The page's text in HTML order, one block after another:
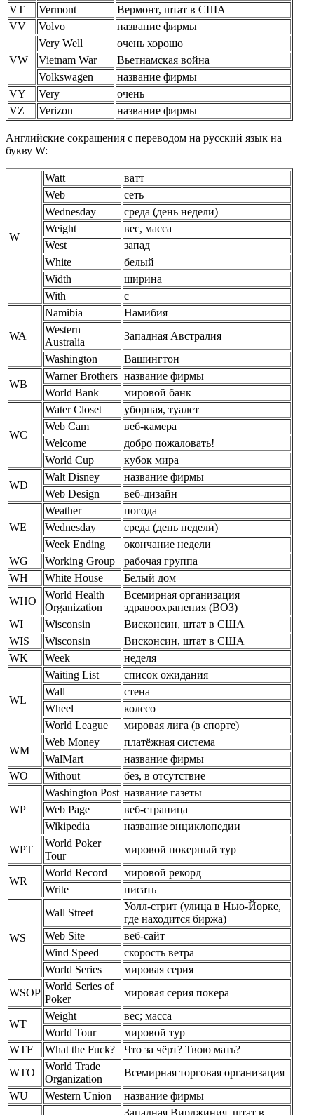
VT
Vermont
Вермонт, штат в США
VV
Volvo название фирмы
VW
Very Well
очень хорошо
Vietnam War
Вьетнамская война
Volkswagen
название фирмы
VY
Very
очень
VZ
Verizon название фирмы
Английские сокращения с переводом на русский язык на
букву W:
W
Watt
ватт
Web
сеть
Wednesday
среда (день недели)
Weight
вес, масса
West
запад
White
белый
Width
ширина
With
с
WA
Namibia
Намибия
Western
Australia
Западная Австралия
Washington
Вашингтон
WB
Warner Brothers название фирмы
World Bank
мировой банк
WC
Water Closet
уборная, туалет
Web Cam
веб-камера
Welcome
добро пожаловать!
World Cup
кубок мира
WD
Walt Disney
название фирмы
Web Design
веб-дизайн
WE
Weather
погода
Wednesday
среда (день недели)
Week Ending
окончание недели
WG
Working Group
рабочая группа
WH
White House
Белый дом
WHO
World Health
Organization
Всемирная организация
здравоохранения (ВОЗ)
WI
Wisconsin
Висконсин, штат в США
WIS
Wisconsin
Висконсин, штат в США
WK
Week неделя
WL
Waiting List
список ожидания
Wall
стена
Wheel
колесо
World League
мировая лига (в спорте)
WM
Web Money
платёжная система
WalMart
название фирмы
WO
Without без, в отсутствие
WP
Washington Post название газеты
Web Page
веб-страница
Wikipedia
название энциклопедии
WPT
World Poker
Tour
мировой покерный тур
WR
World Record
мировой рекорд
Write
писать
WS
Wall Street
Уолл-стрит (улица в Нью-Йорке,
где находится биржа)
Web Site
веб-сайт
Wind Speed
скорость ветра
World Series
мировая серия
WSOP
World Series of
Poker
мировая серия покера
WT
Weight
вес; масса
World Tour
мировой тур
WTF
What the Fuck?
Что за чёрт? Твою мать?
WTO
World Trade
Organization
Всемирная торговая организация
WU
Western Union
название фирмы